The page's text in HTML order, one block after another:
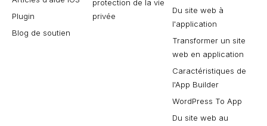
Plugin
Blog de soutien
protection de la vie
privée
Du site web à
l'application
Transformer un site
web en application
Caractéristiques de
l'App Builder
WordPress To App
Du site web au